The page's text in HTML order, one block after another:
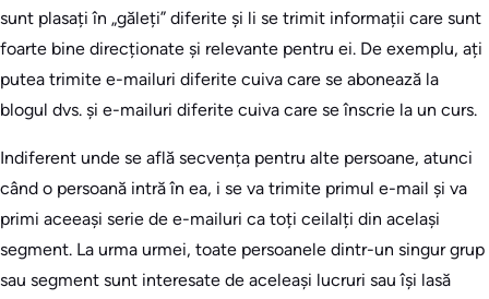
sunt plasați în „găleți” diferite și li se trimit informații care sunt
foarte bine direcționate și relevante pentru ei. De exemplu, ați
putea trimite e-mailuri diferite cuiva care se abonează la
blogul dvs. și e-mailuri diferite cuiva care se înscrie la un curs.
Indiferent unde se află secvența pentru alte persoane, atunci
când o persoană intră în ea, i se va trimite primul e-mail și va
primi aceeași serie de e-mailuri ca toți ceilalți din același
segment. La urma urmei, toate persoanele dintr-un singur grup
sau segment sunt interesate de aceleași lucruri sau își lasă